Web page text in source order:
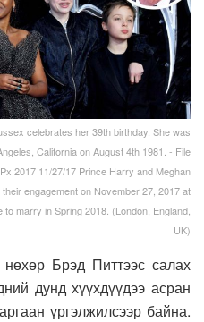
celebrates her 39th birthday. She was
California on August 4th 1981. - File
2017 11/27/17 Prince Harry and Meghan
engagement on November 27, 2017 at
marry in Spring 2018. (London, England,
UK)
Брэд Питтээс салах
дунд хүүхдүүдээ асран
үргэлжилсээр байна.